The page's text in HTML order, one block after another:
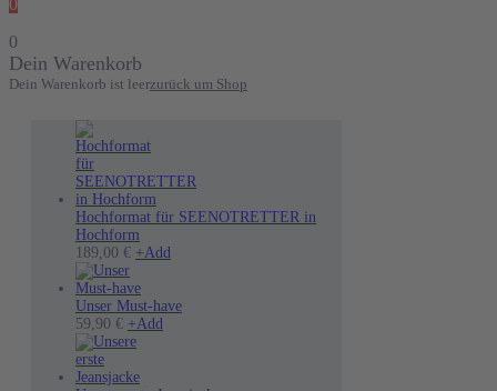
0
Dein Warenkorb
Dein Warenkorb ist leerzurück um Shop
Hochformat für SEENOTRETTER in
Hochform
189,00 € +Add
Unser Must-have
59,90 € +Add